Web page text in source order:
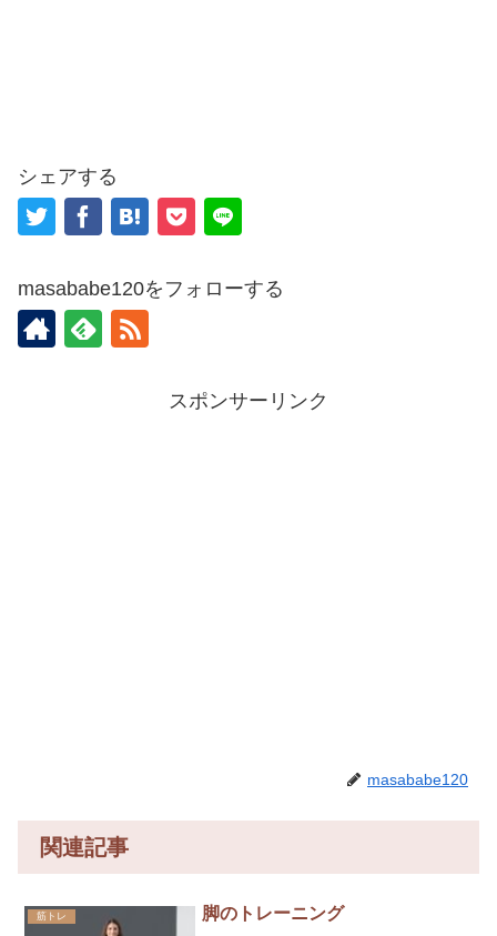
シェアする
masababe120をフォローする
スポンサーリンク
masababe120
関連記事
筋トレ 脚のトレーニング